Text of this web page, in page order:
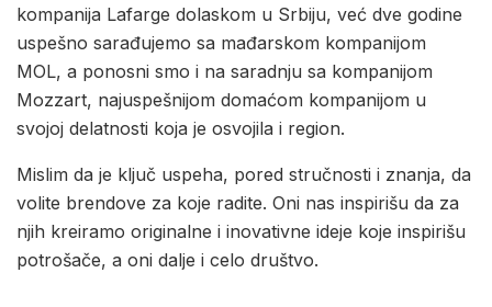
kompanija Lafarge dolaskom u Srbiju, već dve godine
uspešno sarađujemo sa mađarskom kompanijom
MOL, a ponosni smo i na saradnju sa kompanijom
Mozzart, najuspešnijom domaćom kompanijom u
svojoj delatnosti koja je osvojila i region.
Mislim da je ključ uspeha, pored stručnosti i znanja, da
volite brendove za koje radite. Oni nas inspirišu da za
njih kreiramo originalne i inovativne ideje koje inspirišu
potrošače, a oni dalje i celo društvo.